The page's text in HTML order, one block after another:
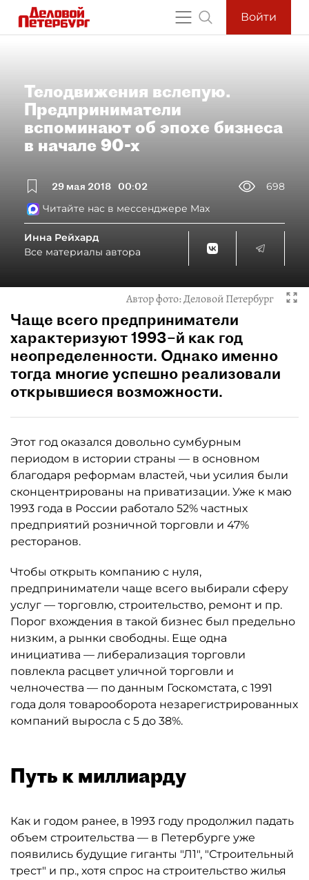
Войти
Телодвижения вслепую.
Предприниматели
вспоминают об эпохе бизнеса
в начале 90-х
29 мая 2018 00:02
698
Читайте нас в мессенджере Max
Инна Рейхард
Все материалы автора
Автор фото:Деловой Петербург
Чаще всего предприниматели
характеризуют 1993–й как год
неопределенности. Однако именно
тогда многие успешно реализовали
открывшиеся возможности.
Этот год оказался довольно сумбурным
периодом в истории страны — в основном
благодаря реформам властей, чьи усилия были
сконцентрированы на приватизации. Уже к маю
1993 года в России работало 52% частных
предприятий розничной торговли и 47%
ресторанов.
Чтобы открыть компанию с нуля,
предприниматели чаще всего выбирали сферу
услуг — торговлю, строительство, ремонт и пр.
Порог вхождения в такой бизнес был предельно
низким, а рынки свободны. Еще одна
инициатива — либерализация торговли
повлекла расцвет уличной торговли и
челночества — по данным Госкомстата, с 1991
года доля товарооборота незарегистрированных
компаний выросла с 5 до 38%.
Путь к миллиарду
Как и годом ранее, в 1993 году продолжил падать
объем строительства — в Петербурге уже
появились будущие гиганты "Л1", "Строительный
трест" и пр., хотя спрос на строительство жилья